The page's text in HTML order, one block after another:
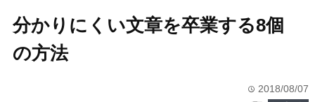
分かりにくい文章を卒業する8個
の方法
time 2018/08/07